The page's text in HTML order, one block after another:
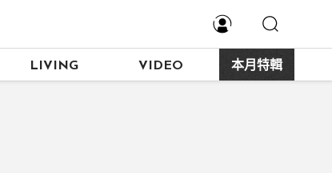
LIVING VIDEO 本月特輯